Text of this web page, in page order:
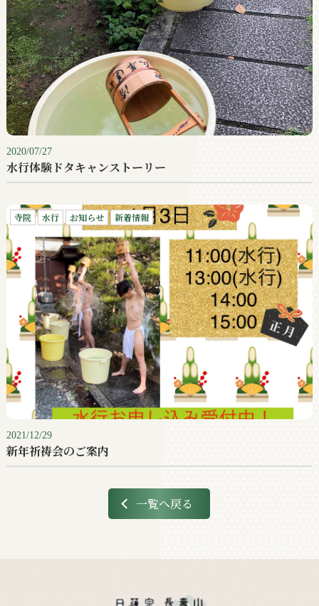
2020/07/27
水行体験ドタキャンストーリー
寺院 水行 お知らせ 新着情報
2021/12/29
新年祈祷会のご案内
一覧へ戻る